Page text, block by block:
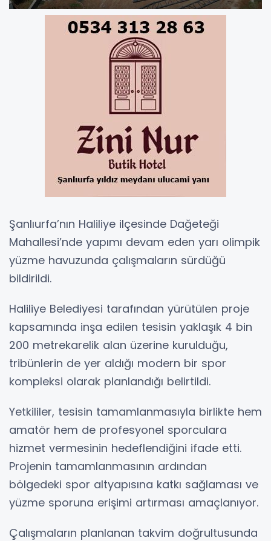
Şanlıurfa’nın Haliliye ilçesinde Dağeteği
Mahallesi’nde yapımı devam eden yarı olimpik
yüzme havuzunda çalışmaların sürdüğü
bildirildi.
Haliliye Belediyesi tarafından yürütülen proje
kapsamında inşa edilen tesisin yaklaşık 4 bin
200 metrekarelik alan üzerine kurulduğu,
tribünlerin de yer aldığı modern bir spor
kompleksi olarak planlandığı belirtildi.
Yetkililer, tesisin tamamlanmasıyla birlikte hem
amatör hem de profesyonel sporculara
hizmet vermesinin hedeflendiğini ifade etti.
Projenin tamamlanmasının ardından
bölgedeki spor altyapısına katkı sağlaması ve
yüzme sporuna erişimi artırması amaçlanıyor.
Çalışmaların planlanan takvim doğrultusunda